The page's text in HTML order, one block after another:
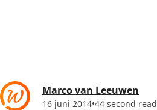
Marco van Leeuwen
16 juni 2014•44 second read